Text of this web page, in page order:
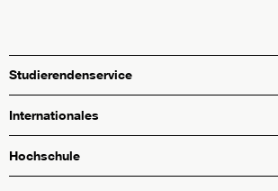
Studierendenservice
Internationales
Hochschule